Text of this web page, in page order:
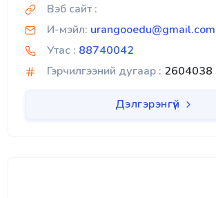
Вэб сайт :
И-мэйл: urangooedu@gmail.com
Утас : 88740042
Гэрчилгээний дугаар : 2604038
Дэлгэрэнгүй